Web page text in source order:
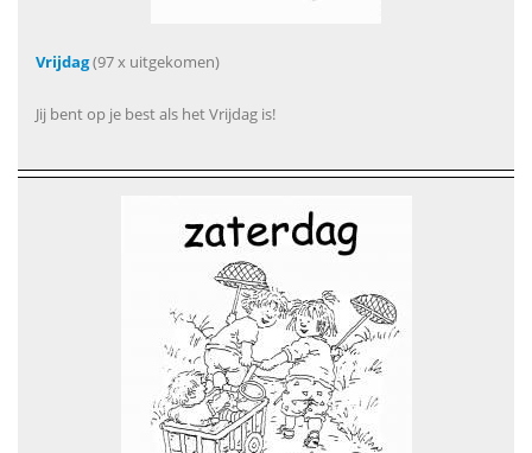
Vrijdag(97 x uitgekomen)
Jij bent op je best als het Vrijdag is!